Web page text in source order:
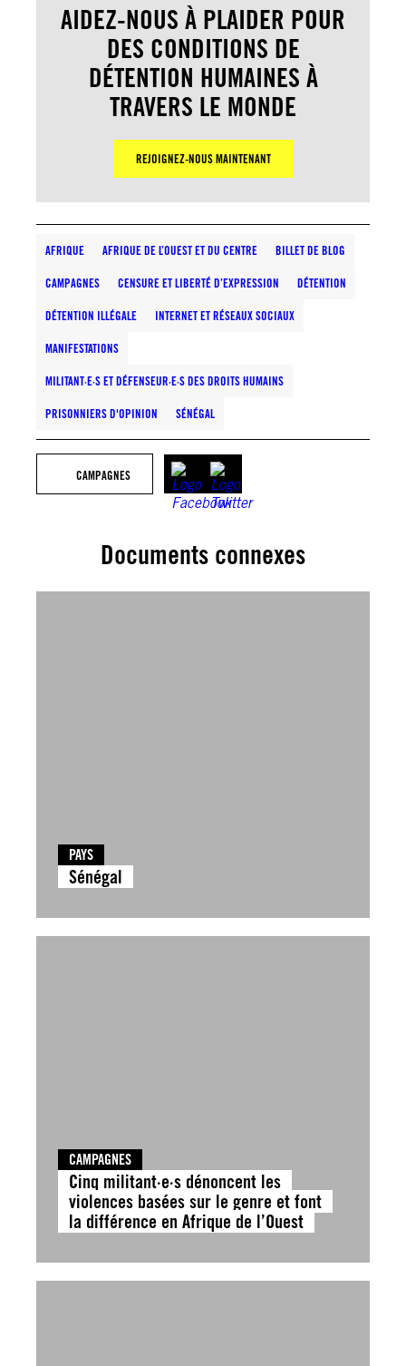
AIDEZ-NOUS À PLAIDER POUR
DES CONDITIONS DE
DÉTENTION HUMAINES À
TRAVERS LE MONDE
REJOIGNEZ-NOUS MAINTENANT
AFRIQUE AFRIQUE DE L’OUEST ET DU CENTRE BILLET DE BLOG
CAMPAGNES CENSURE ET LIBERTÉ D’EXPRESSION DÉTENTION
DÉTENTION ILLÉGALE INTERNET ET RÉSEAUX SOCIAUX
MANIFESTATIONS
MILITANT·E·S ET DÉFENSEUR·E·S DES DROITS HUMAINS
PRISONNIERS D'OPINION SÉNÉGAL
CAMPAGNES
Documents connexes
PAYS
Sénégal
CAMPAGNES
Cinq militant·e·s dénoncent les
violences basées sur le genre et font
la différence en Afrique de l’Ouest